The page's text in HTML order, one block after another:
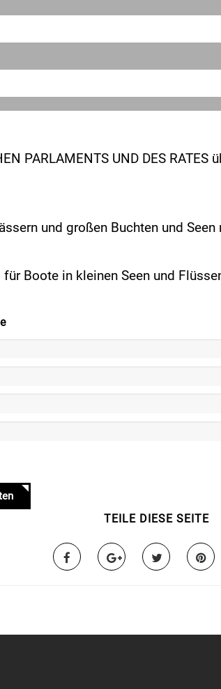
PARLAMENTS UND DES
und großen Buchten und
Boote in kleinen Seen und
TEILE DIESE SEITE